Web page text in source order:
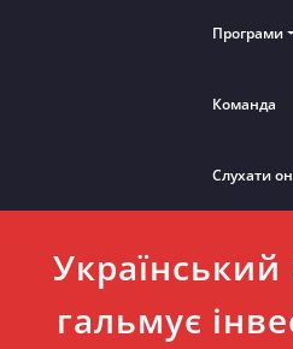
Програми
Команда
Слухати
гальмує